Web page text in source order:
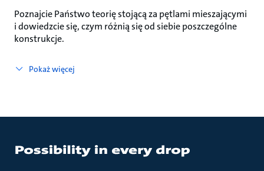
Poznajcie Państwo teorię stojącą za pętlami mieszającymi
i dowiedzcie się, czym różnią się od siebie poszczególne
konstrukcje.
Pokaż więcej